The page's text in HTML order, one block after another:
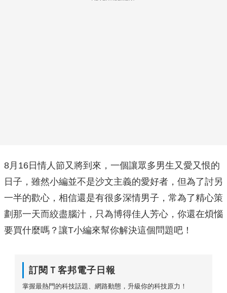
8月16日情人節又將到來，一個讓眾多男生又愛又恨的
日子，雖然小編並不是沙文主義的愛好者，但為了討另
一半的歡心，相信還是有很多深情男子，常為了精心策
劃那一天而絞盡腦汁，只為博得佳人芳心，你還在煩惱
要買什麼嗎？讓T小編來幫你解決這個問題吧！
訂閱Ｔ客邦電子日報
掌握最熱門的科技話題、網路動態，升級你的科技原力！